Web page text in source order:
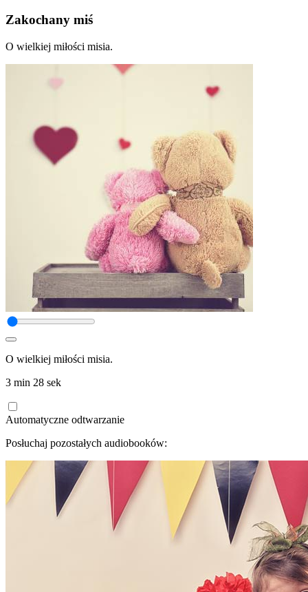
Zakochany miś
O wielkiej miłości misia.
O wielkiej miłości misia.
3 min 28 sek
Automatyczne odtwarzanie
Posłuchaj pozostałych audiobooków: